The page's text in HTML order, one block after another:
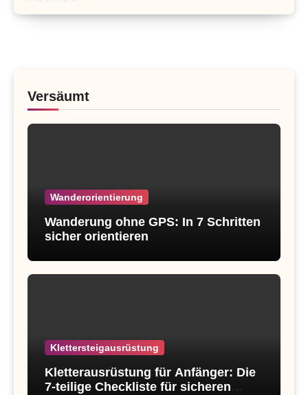
Versäumt
Wanderorientierung
Wanderung ohne GPS: In 7 Schritten
sicher orientieren
Klettersteigausrüstung
Kletterausrüstung für Anfänger: Die
7-teilige Checkliste für sicheren